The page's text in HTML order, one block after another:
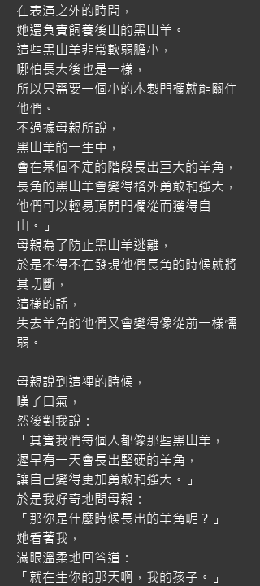
在表演之外的時間，
她還負責飼養後山的黑山羊。
這些黑山羊非常軟弱膽小，
哪怕長大後也是一樣，
所以只需要一個小的木製門欄就能關住
他們。
不過據母親所說，
黑山羊的一生中，
會在某個不定的階段長出巨大的羊角，
長角的黑山羊會變得格外勇敢和強大，
他們可以輕易頂開門欄從而獲得自
由。」
母親為了防止黑山羊逃離，
於是不得不在發現他們長角的時候就將
其切斷，
這樣的話，
失去羊角的他們又會變得像從前一樣懦
弱。
母親說到這裡的時候，
嘆了口氣，
然後對我說：
「其實我們每個人都像那些黑山羊，
遲早有一天會長出堅硬的羊角，
讓自己變得更加勇敢和強大。」
於是我好奇地問母親：
「那你是什麼時候長出的羊角呢？」
她看著我，
滿眼溫柔地回答道：
「就在生你的那天啊，我的孩子。」